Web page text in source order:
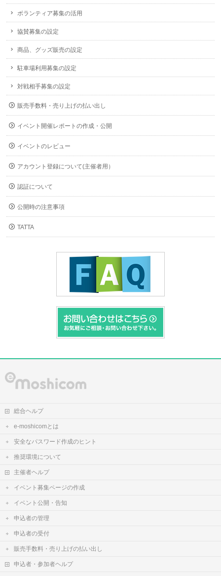
ボランティア募集の活用
協賛募集の設定
商品、グッズ販売の設定
駐車場利用募集の設定
対戦相手募集の設定
販売手数料・売り上げの払い出し
イベント開催レポートの作成・公開
イベントのレビュー
アカウント登録について(主催者用）
認証について
公開時の注意事項
TATTA
総合ヘルプ
e-moshicomとは
安全なパスワード作成のヒント
推奨環境について
主催者ヘルプ
イベント募集ページの作成
イベント公開・告知
申込者の管理
申込者の受付
販売手数料・売り上げの払い出し
申込者・参加者ヘルプ